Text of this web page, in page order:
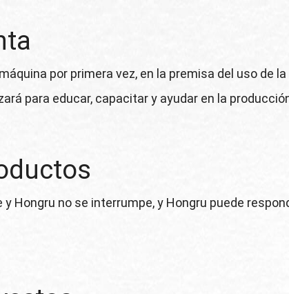
por primera vez, en la premisa del uso de
para educar, capacitar y ayudar en la
Hongru no se interrumpe, y Hongru puede